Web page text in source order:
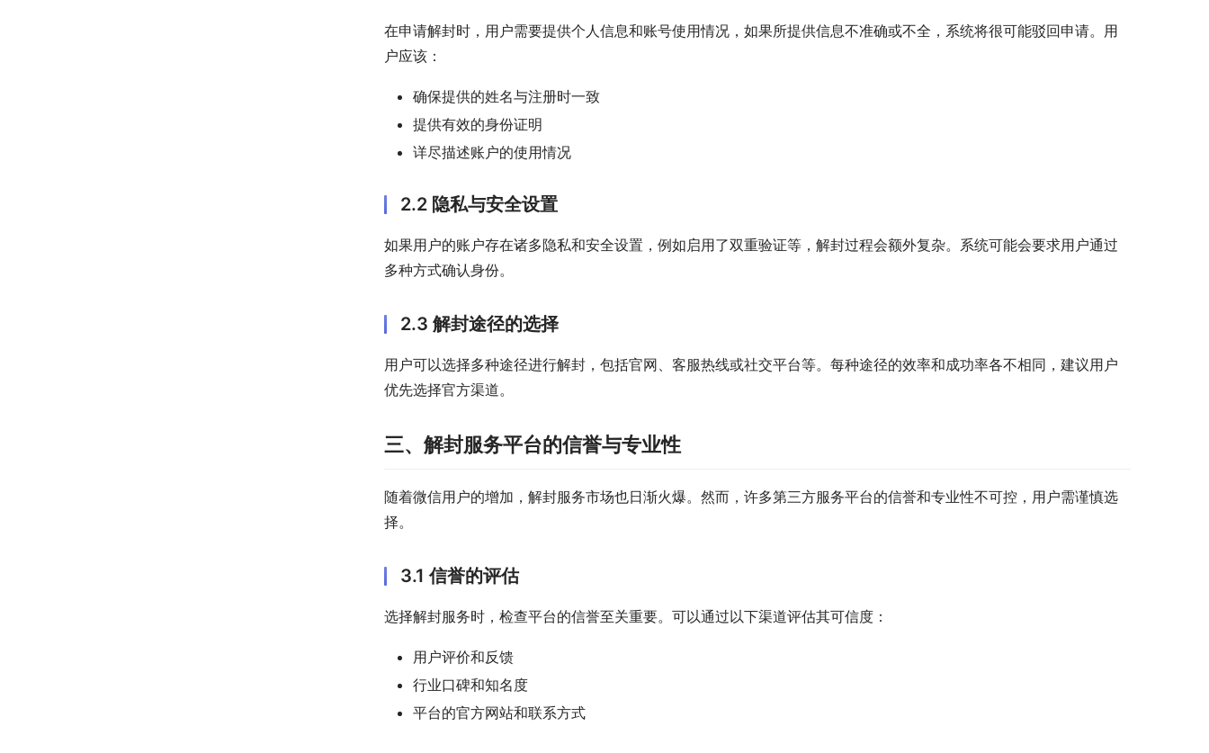
在申请解封时，用户需要提供个人信息和账号使用情况，如果所提供信息不准确或不全，系统将很可能驳回申请。用
户应该：
确保提供的姓名与注册时一致
提供有效的身份证明
详尽描述账户的使用情况
2.2 隐私与安全设置
如果用户的账户存在诸多隐私和安全设置，例如启用了双重验证等，解封过程会额外复杂。系统可能会要求用户通过
多种方式确认身份。
2.3 解封途径的选择
用户可以选择多种途径进行解封，包括官网、客服热线或社交平台等。每种途径的效率和成功率各不相同，建议用户
优先选择官方渠道。
三、解封服务平台的信誉与专业性
随着微信用户的增加，解封服务市场也日渐火爆。然而，许多第三方服务平台的信誉和专业性不可控，用户需谨慎选
择。
3.1 信誉的评估
选择解封服务时，检查平台的信誉至关重要。可以通过以下渠道评估其可信度：
用户评价和反馈
行业口碑和知名度
平台的官方网站和联系方式